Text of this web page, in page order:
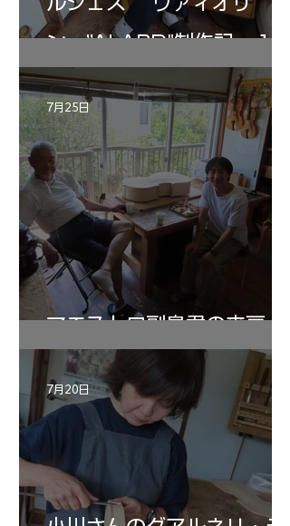
ン ”ALARD"制作記 １2
マエストロ副島君の来房
7月25日
7月20日